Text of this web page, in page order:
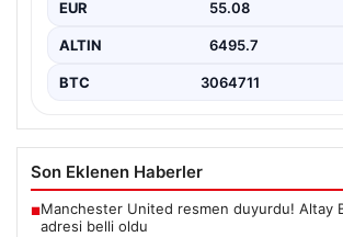
EUR 55.08
ALTIN 6495.7
BTC 3064711
Son Eklenen Haberler
■Manchester United resmen duyurdu! Altay
adresi belli oldu